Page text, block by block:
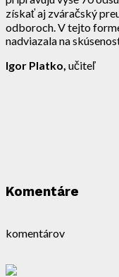
získať aj zváračský
odboroch. V tejto
nadviazala na
Igor Platko, učiteľ
Komentáre
komentárov